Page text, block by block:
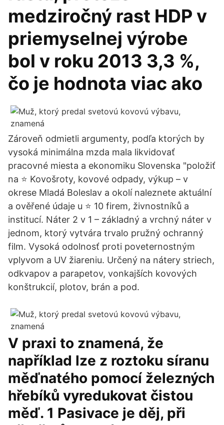
medziročný rast HDP v
priemyselnej výrobe
bol v roku 2013 3,3 %,
čo je hodnota viac ako
Zároveň odmietli argumenty, podľa ktorých by
vysoká minimálna mzda mala likvidovať
pracovné miesta a ekonomiku Slovenska "položiť
na ⭐️ Kovošroty, kovové odpady, výkup – v
okrese Mladá Boleslav a okolí naleznete aktuální
a ověřené údaje u ⭐️ 10 firem, živnostníků a
institucí. Náter 2 v 1 – základný a vrchný náter v
jednom, ktorý vytvára trvalo pružný ochranný
film. Vysoká odolnosť proti poveternostným
vplyvom a UV žiareniu. Určený na nátery striech,
odkvapov a parapetov, vonkajších kovových
konštrukcií, plotov, brán a pod.
V praxi to znamená, že
například lze z roztoku síranu
měďnatého pomocí železných
hřebíků vyredukovat čistou
měď. 1 Pasivace je děj, při